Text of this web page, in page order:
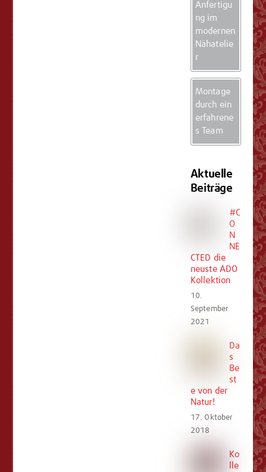
Anfertigu
ng im
modernen
Nähatelie
r
Montage
durch ein
erfahrene
s Team
Aktuelle
Beiträge
#C
O
N
NE
CTED die
neuste ADO
Kollektion
10.
September
2021
Da
s
Be
st
e von der
Natur!
17. Oktober
2018
Ko
lle